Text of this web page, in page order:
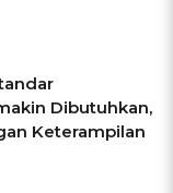
Dibutuhkan,
Keterampilan